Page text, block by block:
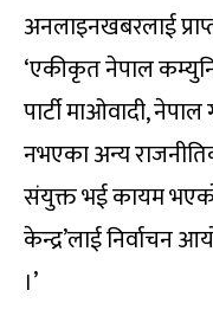
अनलाइनखबरलाई
‘एकीकृत नेपाल
पार्टी माओवादी, नेपाल
नभएका अन्य
संयुक्त भई कायम भएको
केन्द्र’लाई निर्वाचन
।’